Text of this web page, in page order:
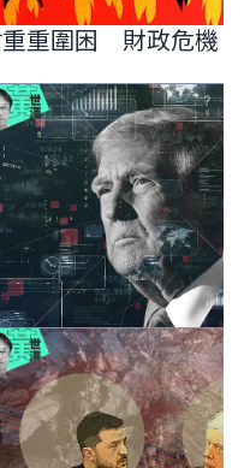
重重圍困 財政危機